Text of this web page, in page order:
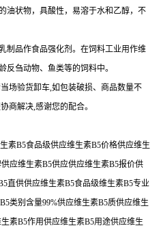
油状物，具酸性，易溶于水和乙醇，不
制品作食品强化剂。在饲料工业用作维
反刍动物、鱼类等的饲料中。
场验货卸车,如包装破损、商品数量不
商解决,感谢您的配合。
素B5食品级供应维生素B5价格供应维生
应维生素B5供应供应维生素B5报价供
直供供应维生素B5食品级维生素B5专业
类别含量99%供应维生素B5质供应维生
素B5作用供应维生素B5用途供应维生